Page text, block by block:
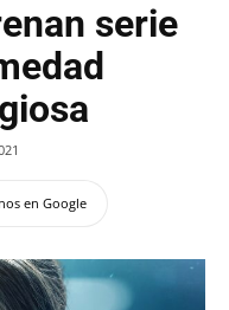
serie
en Google